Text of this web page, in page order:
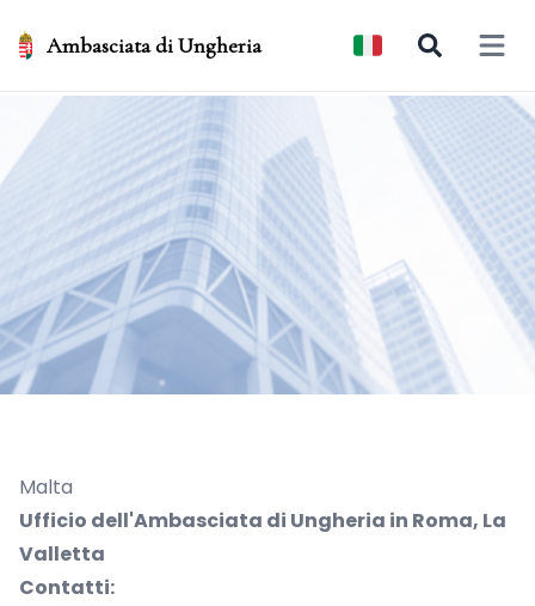
Ambasciata di Ungheria Open
Malta
Ufficio dell'Ambasciata di Ungheria in Roma, La
Valletta
Contatti: